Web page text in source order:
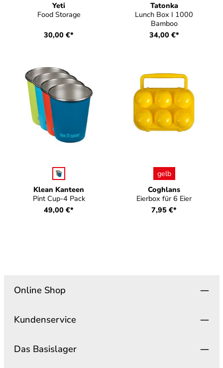
Yeti
Food Storage
30,00 €*
Tatonka
Lunch Box I 1000
Bamboo
34,00 €*
Klean Kanteen
Pint Cup-4 Pack
Farbeauswählen
49,00 €*
Coghlans
Eierbox für 6 Eier
Farbeauswählen
gelb
7,95 €*
Online Shop
Kundenservice
Das Basislager